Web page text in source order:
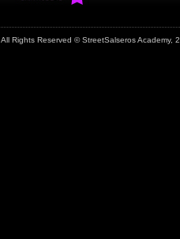
All Rights Reserved © StreetSalseros Academy,